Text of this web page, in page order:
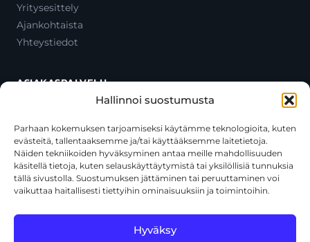
Hallinnoi suostumusta
Parhaan kokemuksen tarjoamiseksi käytämme teknologioita, kuten
evästeitä, tallentaaksemme ja/tai käyttääksemme laitetietoja.
Näiden tekniikoiden hyväksyminen antaa meille mahdollisuuden
käsitellä tietoja, kuten selauskäyttäytymistä tai yksilöllisiä tunnuksia
tällä sivustolla. Suostumuksen jättäminen tai peruuttaminen voi
vaikuttaa haitallisesti tiettyihin ominaisuuksiin ja toimintoihin.
Hyväksy
Yritysesittely
Ajankohtaista
Yhteystiedot
ASIAKASPALVELU
Oma tili
Maksutavat
Toimitustavat
Usein kysytyt kysymykset
+358 44 270 3795
asiakaspalvelu@toolcat.fi